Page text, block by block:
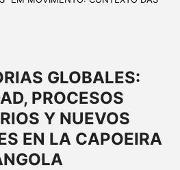
GLOBALES:
PROCESOS
Y NUEVOS
EN LA CAPOEIRA